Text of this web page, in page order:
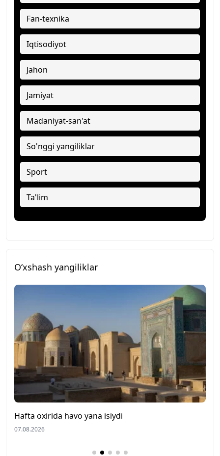
Fan-texnika
Iqtisodiyot
Jahon
Jamiyat
Madaniyat-san'at
So'nggi yangiliklar
Sport
Ta'lim
O‘xshash yangiliklar
Hafta oxirida havo yana isiydi
07.08.2026